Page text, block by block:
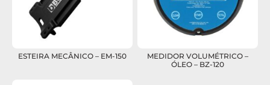
ESTEIRA MECÂNICO – EM-150
MEDIDOR VOLUMÉTRICO –
ÓLEO – BZ-120